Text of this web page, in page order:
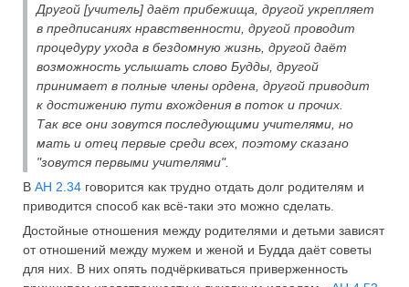
Другой [учитель] даёт прибежища, другой укрепляет
в предписаниях нравственности, другой проводит
процедуру ухода в бездомную жизнь, другой даёт
возможность услышать слово Будды, другой
принимает в полные члены ордена, другой приводит
к достижению пути вхождения в поток и прочих.
Так все они зовутся последующими учителями, но
мать и отец первые среди всех, поэтому сказано
"зовутся первыми учителями".
В АН 2.34 говорится как трудно отдать долг родителям и
приводится способ как всё-таки это можно сделать.
Достойные отношения между родителями и детьми зависят
от отношений между мужем и женой и Будда даёт советы
для них. В них опять подчёркиваться приверженность